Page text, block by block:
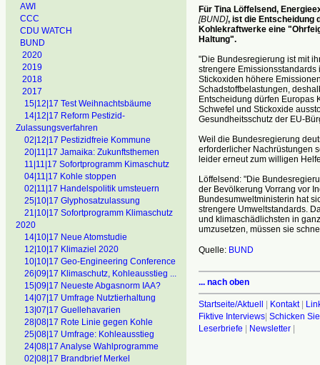
AWI
CCC
CDU WATCH
BUND
2020
2019
2018
2017
15|12|17 Test Weihnachtsbäume
14|12|17 Reform Pestizid-
Zulassungsverfahren
02|12|17 Pestizidfreie Kommune
20|11|17 Jamaika: Zukunftsthemen
11|11|17 Sofortprogramm Kimaschutz
04|11|17 Kohle stoppen
02|11|17 Handelspolitik umsteuern
25|10|17 Glyphosatzulassung
21|10|17 Sofortprogramm Klimaschutz
2020
14|10|17 Neue Atomstudie
12|10|17 Klimaziel 2020
10|10|17 Geo-Engineering Conference
26|09|17 Klimaschutz, Kohleausstieg ...
15|09|17 Neueste Abgasnorm IAA?
14|07|17 Umfrage Nutztierhaltung
13|07|17 Guellehavarien
28|08|17 Rote Linie gegen Kohle
25|08|17 Umfrage: Kohleausstieg
24|08|17 Analyse Wahlprogramme
02|08|17 Brandbrief Merkel
Für Tina Löffelsend,
[BUND], ist die Entscheidung
Kohlekraftwerke eine
Haltung".
"Die Bundesregierung ist mit
strengere Emissionsstandards
Stickoxiden höhere
Schadstoffbelastungen,
Entscheidung dürfen Europas
Schwefel und Stickoxide
Gesundheitsschutz der EU-
Weil die Bundesregierung
erforderlicher Nachrüstungen
leider erneut zum willigen
Löffelsend: "Die
der Bevölkerung Vorrang vor
Bundesumweltministerin hat
strengere Umweltstandards.
und klimaschädlichsten in
umzusetzen, müssen sie
Quelle: BUND
... nach oben
Startseite/Aktuell | Kontakt|
Fiktive Interviews| Schicken
Leserbriefe | Newsletter|